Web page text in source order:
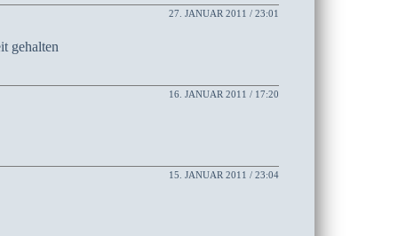
27. JANUAR 2011 / 23:01
gehalten
16. JANUAR 2011 / 17:20
15. JANUAR 2011 / 23:04